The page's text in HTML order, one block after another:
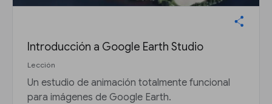
Introducción a Google Earth Studio
Lección
Un estudio de animación totalmente funcional
para imágenes de Google Earth.